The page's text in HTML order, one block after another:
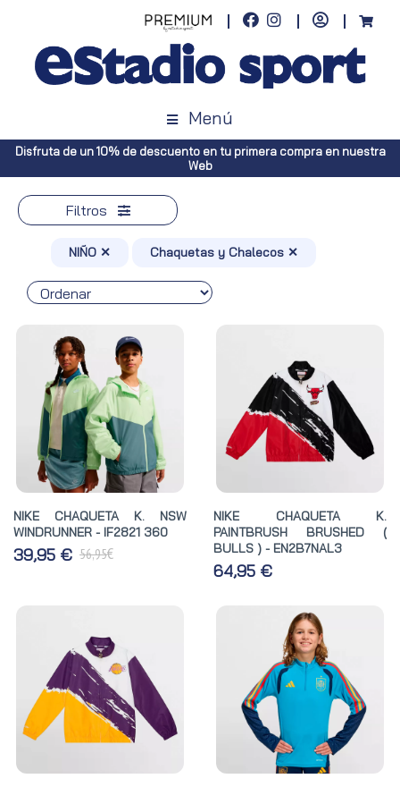
Menú
Disfruta de un 10% de descuento en tu primera compra en nuestra
Web
Filtros
NIÑO ✕ Chaquetas y Chalecos ✕
NIKE CHAQUETA K. NSW
WINDRUNNER - IF2821 360
39,95 € 56,95€
NIKE CHAQUETA K.
PAINTBRUSH BRUSHED (
BULLS ) - EN2B7NAL3
64,95 €